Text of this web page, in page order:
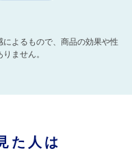
よるもので、商品の効果や性
ません。
た人は